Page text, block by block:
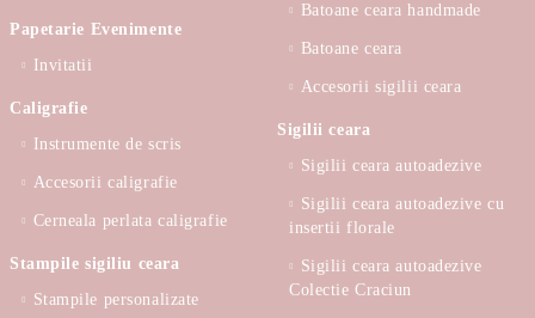
Papetarie Evenimente
Invitatii
Caligrafie
Instrumente de scris
Accesorii caligrafie
Cerneala perlata caligrafie
Stampile sigiliu ceara
Stampile personalizate
Batoane ceara handmade
Batoane ceara
Accesorii sigilii ceara
Sigilii ceara
Sigilii ceara autoadezive
Sigilii ceara autoadezive cu
insertii florale
Sigilii ceara autoadezive
Colectie Craciun